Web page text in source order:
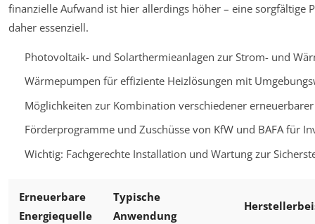
finanzielle Aufwand ist hier allerdings höher – eine sorgfältige
daher essenziell.
Photovoltaik- und Solarthermieanlagen zur Strom- und
Wärmepumpen für effiziente Heizlösungen mit
Möglichkeiten zur Kombination verschiedener erneuerbarer
Förderprogramme und Zuschüsse von KfW und BAFA für
Wichtig: Fachgerechte Installation und Wartung zur
Erneuerbare
Energiequelle
Typische
Anwendung